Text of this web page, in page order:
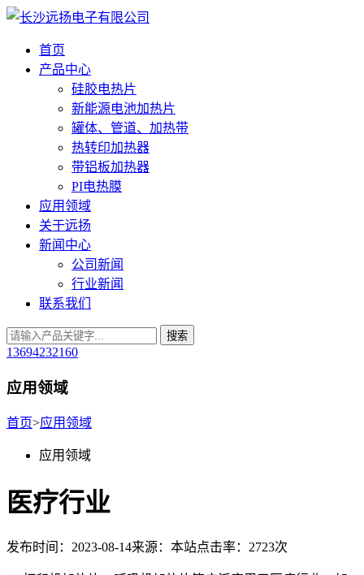
首页
产品中心
硅胶电热片
新能源电池加热片
罐体、管道、加热带
热转印加热器
带铝板加热器
PI电热膜
应用领域
关于远扬
新闻中心
公司新闻
行业新闻
联系我们
13694232160
应用领域
首页>应用领域
应用领域
医疗行业
发布时间：2023-08-14来源：本站点击率：2723次